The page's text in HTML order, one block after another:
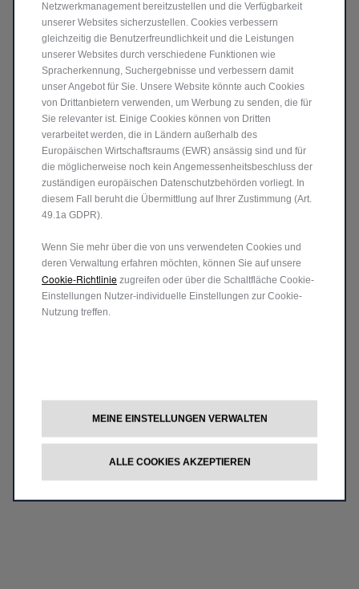
Netzwerkmanagement bereitzustellen und die Verfügbarkeit
unserer Websites sicherzustellen. Cookies verbessern
gleichzeitig die Benutzerfreundlichkeit und die Leistungen
unserer Websites durch verschiedene Funktionen wie
Spracherkennung, Suchergebnisse und verbessern damit
unser Angebot für Sie. Unsere Website könnte auch Cookies
von Drittanbietern verwenden, um Werbung zu senden, die für
Sie relevanter ist. Einige Cookies können von Dritten
verarbeitet werden, die in Ländern außerhalb des
Europäischen Wirtschaftsraums (EWR) ansässig sind und für
die möglicherweise noch kein Angemessenheitsbeschluss der
zuständigen europäischen Datenschutzbehörden vorliegt. In
diesem Fall beruht die Übermittlung auf Ihrer Zustimmung (Art.
49.1a GDPR).
Wenn Sie mehr über die von uns verwendeten Cookies und
deren Verwaltung erfahren möchten, können Sie auf unsere
Cookie-Richtlinie zugreifen oder über die Schaltfläche Cookie-
Einstellungen Nutzer-individuelle Einstellungen zur Cookie-
Nutzung treffen.
MEINE EINSTELLUNGEN VERWALTEN
ALLE COOKIES AKZEPTIEREN